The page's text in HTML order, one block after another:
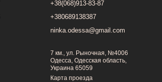
+38(068)913-83-87
+380689138387
ninka.odessa@gmail.com
7 км., ул. Рыночная, №4006
Одесса, Одесская область,
Украина 65059
Карта проезда